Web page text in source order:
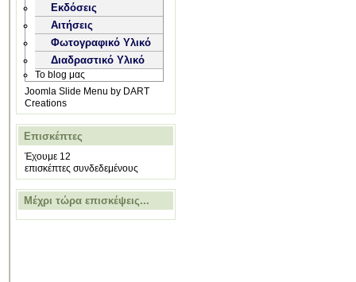
Εκδόσεις
Αιτήσεις
Φωτογραφικό Υλικό
Διαδραστικό Υλικό
Το blog μας
Joomla Slide Menu by DART
Creations
Επισκέπτες
Έχουμε 12
επισκέπτες συνδεδεμένους
Μέχρι τώρα επισκέψεις...